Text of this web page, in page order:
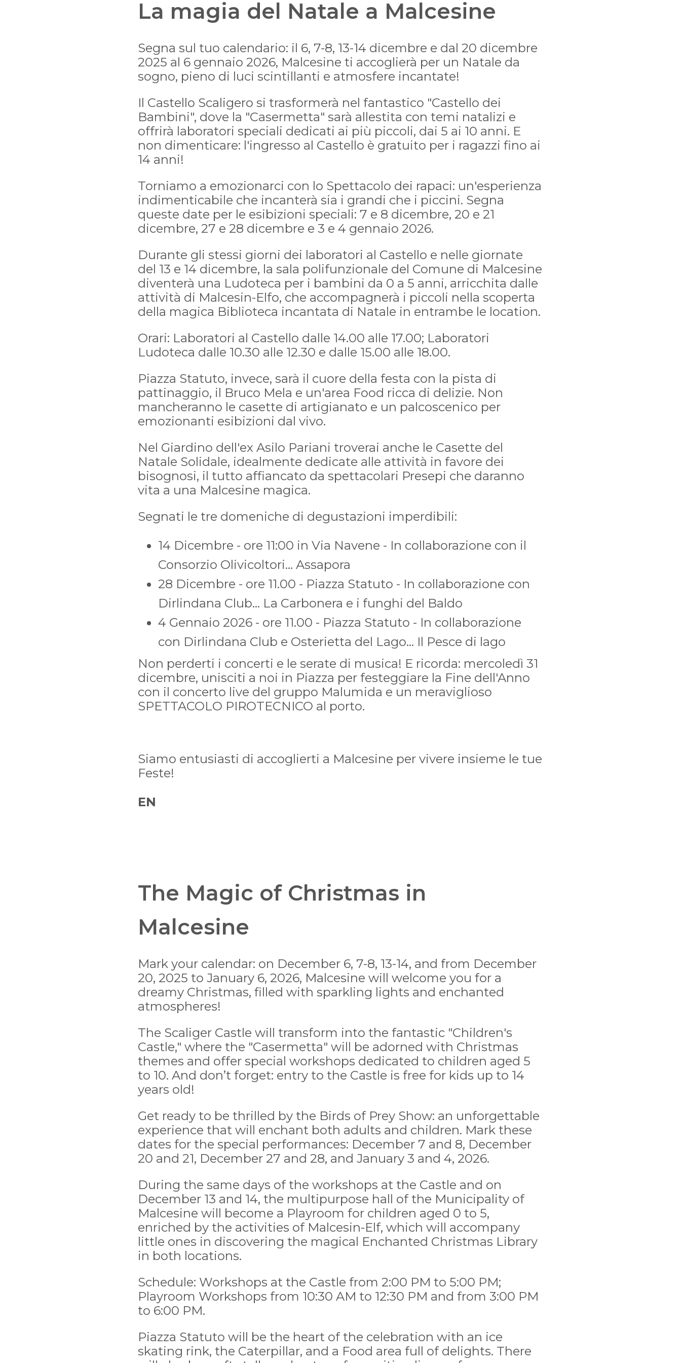
La magia del Natale a Malcesine
Segna sul tuo calendario: il 6, 7-8, 13-14 dicembre e dal 20 dicembre
2025 al 6 gennaio 2026, Malcesine ti accoglierà per un Natale da
sogno, pieno di luci scintillanti e atmosfere incantate!
Il Castello Scaligero si trasformerà nel fantastico "Castello dei
Bambini", dove la "Casermetta" sarà allestita con temi natalizi e
offrirà laboratori speciali dedicati ai più piccoli, dai 5 ai 10 anni. E
non dimenticare: l'ingresso al Castello è gratuito per i ragazzi fino ai
14 anni!
Torniamo a emozionarci con lo Spettacolo dei rapaci: un'esperienza
indimenticabile che incanterà sia i grandi che i piccini. Segna
queste date per le esibizioni speciali: 7 e 8 dicembre, 20 e 21
dicembre, 27 e 28 dicembre e 3 e 4 gennaio 2026.
Durante gli stessi giorni dei laboratori al Castello e nelle giornate
del 13 e 14 dicembre, la sala polifunzionale del Comune di Malcesine
diventerà una Ludoteca per i bambini da 0 a 5 anni, arricchita dalle
attività di Malcesin-Elfo, che accompagnerà i piccoli nella scoperta
della magica Biblioteca incantata di Natale in entrambe le location.
Orari: Laboratori al Castello dalle 14.00 alle 17.00; Laboratori
Ludoteca dalle 10.30 alle 12.30 e dalle 15.00 alle 18.00.
Piazza Statuto, invece, sarà il cuore della festa con la pista di
pattinaggio, il Bruco Mela e un'area Food ricca di delizie. Non
mancheranno le casette di artigianato e un palcoscenico per
emozionanti esibizioni dal vivo.
Nel Giardino dell'ex Asilo Pariani troverai anche le Casette del
Natale Solidale, idealmente dedicate alle attività in favore dei
bisognosi, il tutto affiancato da spettacolari Presepi che daranno
vita a una Malcesine magica.
Segnati le tre domeniche di degustazioni imperdibili:
14 Dicembre - ore 11:00 in Via Navene - In collaborazione con il
Consorzio Olivicoltori... Assapora
28 Dicembre - ore 11.00 - Piazza Statuto - In collaborazione con
Dirlindana Club... La Carbonera e i funghi del Baldo
4 Gennaio 2026 - ore 11.00 - Piazza Statuto - In collaborazione
con Dirlindana Club e Osterietta del Lago... Il Pesce di lago
Non perderti i concerti e le serate di musica! E ricorda: mercoledì 31
dicembre, unisciti a noi in Piazza per festeggiare la Fine dell'Anno
con il concerto live del gruppo Malumida e un meraviglioso
SPETTACOLO PIROTECNICO al porto.
Siamo entusiasti di accoglierti a Malcesine per vivere insieme le tue
Feste!
EN
The Magic of Christmas in
Malcesine
Mark your calendar: on December 6, 7-8, 13-14, and from December
20, 2025 to January 6, 2026, Malcesine will welcome you for a
dreamy Christmas, filled with sparkling lights and enchanted
atmospheres!
The Scaliger Castle will transform into the fantastic "Children's
Castle," where the "Casermetta" will be adorned with Christmas
themes and offer special workshops dedicated to children aged 5
to 10. And don’t forget: entry to the Castle is free for kids up to 14
years old!
Get ready to be thrilled by the Birds of Prey Show: an unforgettable
experience that will enchant both adults and children. Mark these
dates for the special performances: December 7 and 8, December
20 and 21, December 27 and 28, and January 3 and 4, 2026.
During the same days of the workshops at the Castle and on
December 13 and 14, the multipurpose hall of the Municipality of
Malcesine will become a Playroom for children aged 0 to 5,
enriched by the activities of Malcesin-Elf, which will accompany
little ones in discovering the magical Enchanted Christmas Library
in both locations.
Schedule: Workshops at the Castle from 2:00 PM to 5:00 PM;
Playroom Workshops from 10:30 AM to 12:30 PM and from 3:00 PM
to 6:00 PM.
Piazza Statuto will be the heart of the celebration with an ice
skating rink, the Caterpillar, and a Food area full of delights. There